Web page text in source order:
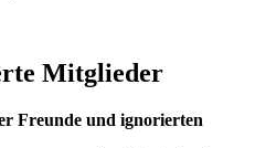
Mitglieder
Freunde und ignorierten